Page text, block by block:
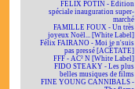
FÉLIX POTIN - Édition
spéciale inauguration super-
marché
FAMILLE FOUX - Un très
joyeux Noël... [White Label]
Félix FAIRANO - Moi je n'suis
pas pressé [ACÉTATE]
FFF - AC² N [White Label]
FIDO STEAKY - Les plus
belles musiques de films
FINE YOUNG CANNIBALS -